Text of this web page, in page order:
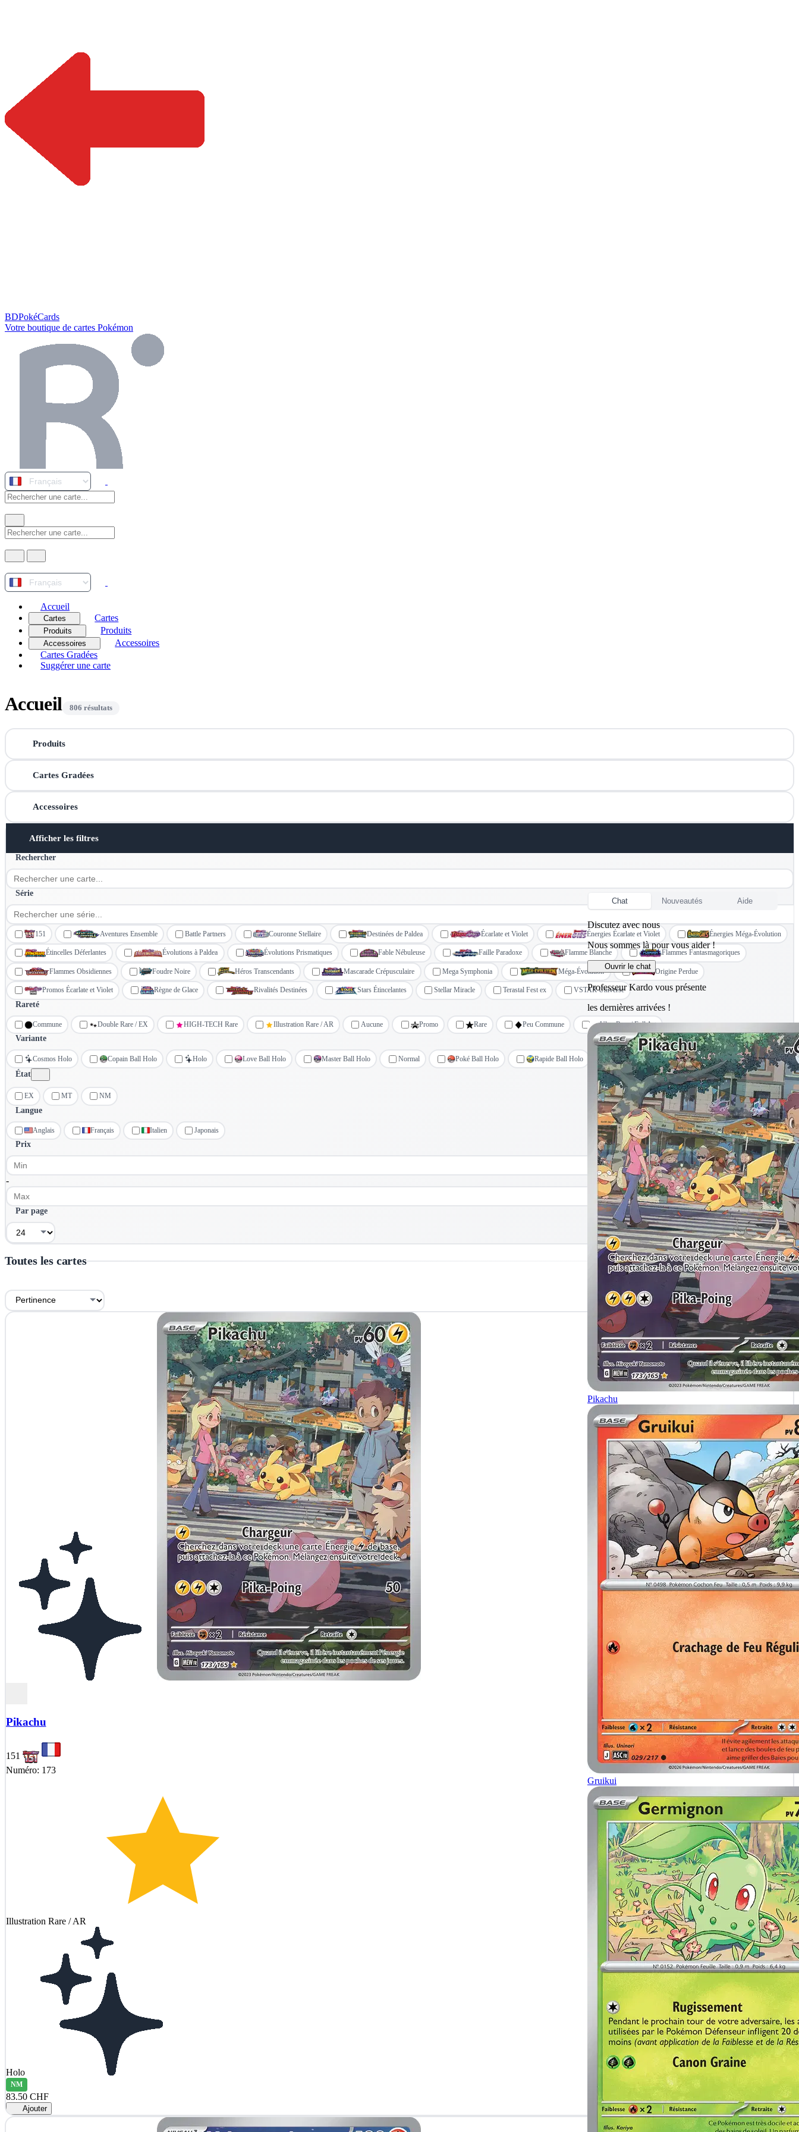
BDPokéCards
Votre boutique de cartes Pokémon
Accueil
Cartes Cartes
Produits Produits
Accessoires
Accessoires
Cartes Gradées
Suggérer une carte
Accueil 806 résultats
Produits
Cartes Gradées
Accessoires
Afficher les filtres
Rechercher
Série
151 Aventures Ensemble Battle Partners Couronne Stellaire Destinées de Paldea Écarlate et Violet Énergies Écarlate et Violet Énergies Méga-Évolution
Étincelles Déferlantes Évolutions à Paldea Évolutions Prismatiques Fable Nébuleuse Faille Paradoxe Flamme Blanche Flammes Fantasmagoriques
Flammes Obsidiennes Foudre Noire Héros Transcendants Mascarade Crépusculaire Mega Symphonia Méga-Évolution Origine Perdue
Promos Écarlate et Violet Règne de Glace Rivalités Destinées Stars Étincelantes Stellar Miracle Terastal Fest ex VSTAR Universe
Rareté
Commune Double Rare / EX HIGH-TECH Rare Illustration Rare / AR Aucune Promo Rare Peu Commune Ultra Rare / Full Art
Variante
Cosmos Holo Copain Ball Holo Holo Love Ball Holo Master Ball Holo Normal Poké Ball Holo Rapide Ball Holo Reverse Holo
État
EX MT NM
Langue
Anglais Français Italien Japonais
Prix
-
Par page
Toutes les cartes
Pikachu
151
Numéro: 173
Illustration Rare / AR
Holo
NM
83.50 CHF
Ajouter
Chat Nouveautés Aide
Discutez avec nous
Nous sommes là pour vous aider !
Ouvrir le chat
Professeur Kardo vous présente
les dernières arrivées !
Pikachu
Gruikui